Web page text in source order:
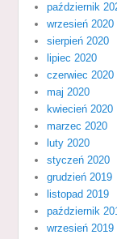
październik
wrzesień 2020
sierpień 2020
lipiec 2020
czerwiec 2020
maj 2020
kwiecień 2020
marzec 2020
luty 2020
styczeń 2020
grudzień 2019
listopad 2019
październik
wrzesień 2019